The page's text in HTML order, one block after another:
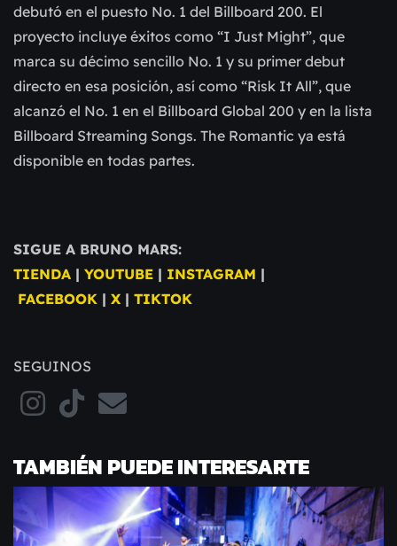
debutó en el puesto No. 1 del Billboard 200. El
proyecto incluye éxitos como “I Just Might”, que
marca su décimo sencillo No. 1 y su primer debut
directo en esa posición, así como “Risk It All”, que
alcanzó el No. 1 en el Billboard Global 200 y en la lista
Billboard Streaming Songs. The Romantic ya está
disponible en todas partes.
SIGUE A BRUNO MARS:
TIENDA | YOUTUBE | INSTAGRAM |
FACEBOOK | X | TIKTOK
SEGUINOS
TAMBIÉN PUEDE INTERESARTE